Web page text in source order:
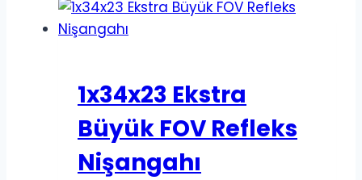
1x34x23 Ekstra
Büyük FOV Refleks
Nişangahı